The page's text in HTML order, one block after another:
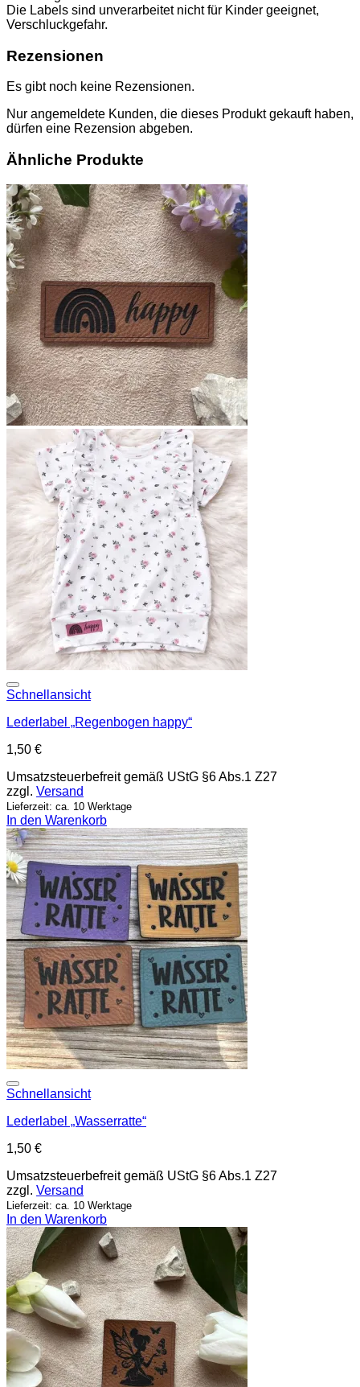
Die Labels sind unverarbeitet nicht für Kinder geeignet,
Verschluckgefahr.
Rezensionen
Es gibt noch keine Rezensionen.
Nur angemeldete Kunden, die dieses Produkt gekauft haben,
dürfen eine Rezension abgeben.
Ähnliche Produkte
Schnellansicht
Lederlabel „Regenbogen happy“
1,50 €
Umsatzsteuerbefreit gemäß UStG §6 Abs.1 Z27
zzgl. Versand
Lieferzeit: ca. 10 Werktage
In den Warenkorb
Schnellansicht
Lederlabel „Wasserratte“
1,50 €
Umsatzsteuerbefreit gemäß UStG §6 Abs.1 Z27
zzgl. Versand
Lieferzeit: ca. 10 Werktage
In den Warenkorb